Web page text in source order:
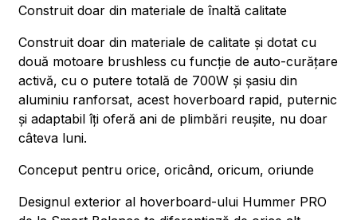
Construit doar din materiale de înaltă calitate
Construit doar din materiale de calitate și dotat cu
două motoare brushless cu funcție de auto-curățare
activă, cu o putere totală de 700W și șasiu din
aluminiu ranforsat, acest hoverboard rapid, puternic
și adaptabil îți oferă ani de plimbări reușite, nu doar
câteva luni.
Conceput pentru orice, oricând, oricum, oriunde
Designul exterior al hoverboard-ului Hummer PRO